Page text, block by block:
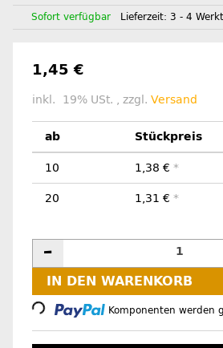
Sofort verfügbar Lieferzeit: 3 - 4
1,45 €
inkl. 19% USt. , zzgl. Versand
ab Stückpreis
10 1,38 € *
20 1,31 € *
IN DEN WARENKORB
Komponenten werden